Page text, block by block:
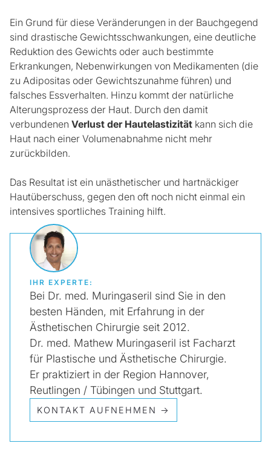
Ein Grund für diese Veränderungen in der Bauchgegend
sind drastische Gewichtsschwankungen, eine deutliche
Reduktion des Gewichts oder auch bestimmte
Erkrankungen, Nebenwirkungen von Medikamenten (die
zu Adipositas oder Gewichtszunahme führen) und
falsches Essverhalten. Hinzu kommt der natürliche
Alterungsprozess der Haut. Durch den damit
verbundenen Verlust der Hautelastizität kann sich die
Haut nach einer Volumenabnahme nicht mehr
zurückbilden.
Das Resultat ist ein unästhetischer und hartnäckiger
Hautüberschuss, gegen den oft noch nicht einmal ein
intensives sportliches Training hilft.
IHR EXPERTE:
Bei Dr. med. Muringaseril sind Sie in den
besten Händen, mit Erfahrung in der
Ästhetischen Chirurgie seit 2012.
Dr. med. Mathew Muringaseril ist Facharzt
für Plastische und Ästhetische Chirurgie.
Er praktiziert in der Region Hannover,
Reutlingen / Tübingen und Stuttgart.
KONTAKT AUFNEHMEN →